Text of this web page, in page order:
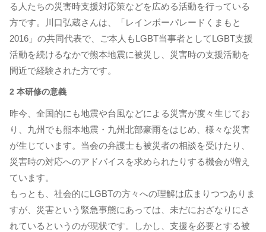
る人たちの災害時支援対応策などを広める活動を行っている
方です。川口弘蔵さんは、「レインボーパレードくまもと
2016」の共同代表で、ご本人もLGBT当事者としてLGBT支援
活動を続けるなかで熊本地震に被災し、災害時の支援活動を
間近で経験された方です。
2 本研修の意義
昨今、全国的にも地震や台風などによる災害が度々生じてお
り、九州でも熊本地震・九州北部豪雨をはじめ、様々な災害
が生じています。当会の弁護士も被災者の相談を受けたり、
災害時の対応へのアドバイスを求められたりする機会が増え
ています。
もっとも、社会的にLGBTの方々への理解は広まりつつありま
すが、災害という緊急事態にあっては、未だにおざなりにさ
れているというのが現状です。しかし、支援を必要とする被